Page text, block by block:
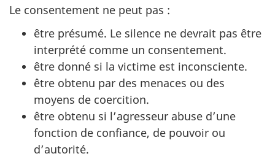
Le consentement ne peut pas :
être présumé. Le silence ne devrait pas être
interprété comme un consentement.
être donné si la victime est inconsciente.
être obtenu par des menaces ou des
moyens de coercition.
être obtenu si l’agresseur abuse d’une
fonction de confiance, de pouvoir ou
d’autorité.